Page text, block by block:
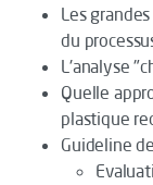
Les
du
L'analyse
Quelle
plastique
Guideline